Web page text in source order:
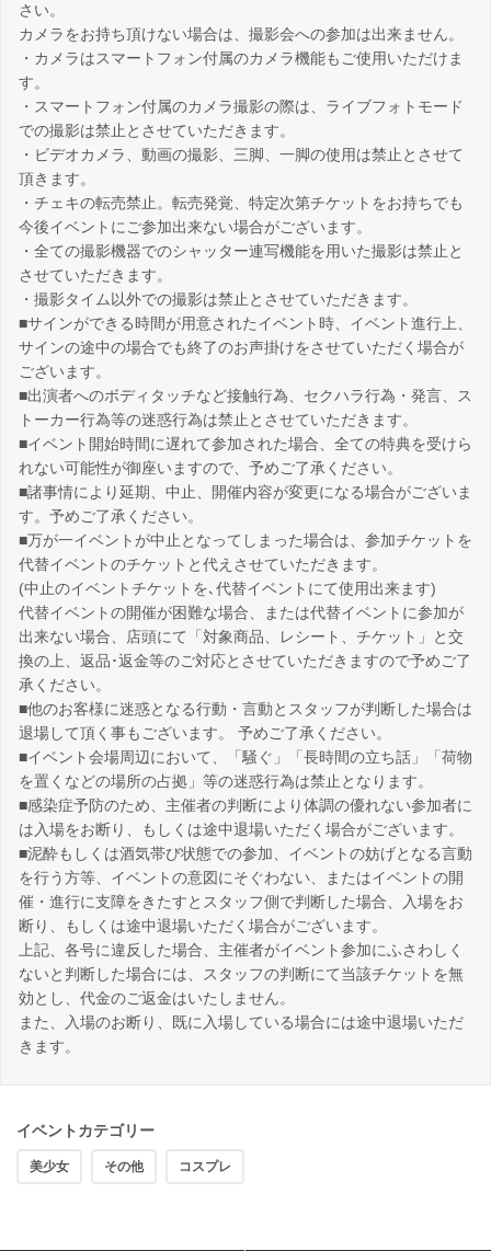
さい。
カメラをお持ち頂けない場合は、撮影会への参加は出来ません。
・カメラはスマートフォン付属のカメラ機能もご使用いただけま
す。
・スマートフォン付属のカメラ撮影の際は、ライブフォトモード
での撮影は禁止とさせていただきます。
・ビデオカメラ、動画の撮影、三脚、一脚の使用は禁止とさせて
頂きます。
・チェキの転売禁止。転売発覚、特定次第チケットをお持ちでも
今後イベントにご参加出来ない場合がございます。
・全ての撮影機器でのシャッター連写機能を用いた撮影は禁止と
させていただきます。
・撮影タイム以外での撮影は禁止とさせていただきます。
■サインができる時間が用意されたイベント時、イベント進行上、
サインの途中の場合でも終了のお声掛けをさせていただく場合が
ございます。
■出演者へのボディタッチなど接触行為、セクハラ行為・発言、ス
トーカー行為等の迷惑行為は禁止とさせていただきます。
■イベント開始時間に遅れて参加された場合、全ての特典を受けら
れない可能性が御座いますので、予めご了承ください。
■諸事情により延期、中止、開催内容が変更になる場合がございま
す。予めご了承ください。
■万が一イベントが中止となってしまった場合は、参加チケットを
代替イベントのチケットと代えさせていただきます。
(中止のイベントチケットを､代替イベントにて使用出来ます)
代替イベントの開催が困難な場合、または代替イベントに参加が
出来ない場合、店頭にて「対象商品、レシート、チケット」と交
換の上、返品･返金等のご対応とさせていただきますので予めご了
承ください。
■他のお客様に迷惑となる行動・言動とスタッフが判断した場合は
退場して頂く事もございます。 予めご了承ください。
■イベント会場周辺において、「騒ぐ」「長時間の立ち話」「荷物
を置くなどの場所の占拠」等の迷惑行為は禁止となります。
■感染症予防のため、主催者の判断により体調の優れない参加者に
は入場をお断り、もしくは途中退場いただく場合がございます。
■泥酔もしくは酒気帯び状態での参加、イベントの妨げとなる言動
を行う方等、イベントの意図にそぐわない、またはイベントの開
催・進行に支障をきたすとスタッフ側で判断した場合、入場をお
断り、もしくは途中退場いただく場合がございます。
上記、各号に違反した場合、主催者がイベント参加にふさわしく
ないと判断した場合には、スタッフの判断にて当該チケットを無
効とし、代金のご返金はいたしません。
また、入場のお断り、既に入場している場合には途中退場いただ
きます。
イベントカテゴリー
美少女 その他 コスプレ